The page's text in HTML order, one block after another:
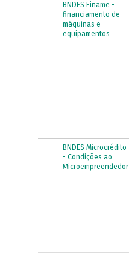
BNDES Finame -
financiamento de
máquinas e
equipamentos
BNDES Microcrédito
- Condições ao
Microempreendedor